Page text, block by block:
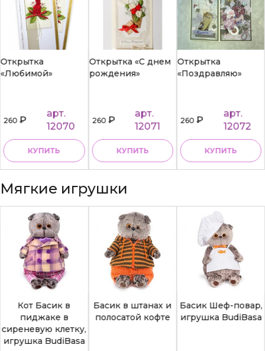
Открытка
«Любимой»
260₽
арт.
12070
КУПИТЬ
Открытка «С днем
рождения»
260₽
арт.
12071
КУПИТЬ
Открытка
«Поздравляю»
260₽
арт.
12072
КУПИТЬ
Мягкие игрушки
Кот Басик в
пиджаке в
сиреневую клетку,
игрушка BudiBasa
Басик в штанах и
полосатой кофте
Басик Шеф-повар,
игрушка BudiBasa